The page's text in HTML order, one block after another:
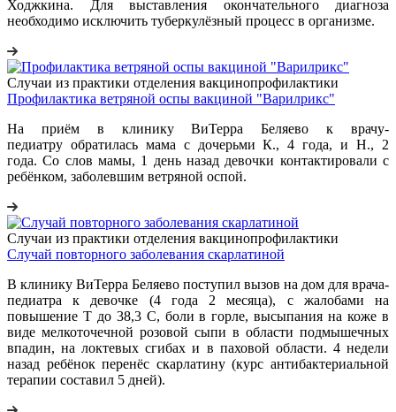
Ходжкина. Для выставления окончательного диагноза
необходимо исключить туберкулёзный процесс в организме.
Случаи из практики отделения вакцинопрофилактики
Профилактика ветряной оспы вакциной "Варилрикс"
На приём в клинику ВиТерра Беляево к врачу-
педиатру обратилась мама с дочерьми К., 4 года, и Н., 2
года. Со слов мамы, 1 день назад девочки контактировали с
ребёнком, заболевшим ветряной оспой.
Случаи из практики отделения вакцинопрофилактики
Случай повторного заболевания скарлатиной
В клинику ВиТерра Беляево поступил вызов на дом для врача-
педиатра к девочке (4 года 2 месяца), с жалобами на
повышение Т до 38,3 С, боли в горле, высыпания на коже в
виде мелкоточечной розовой сыпи в области подмышечных
впадин, на локтевых сгибах и в паховой области. 4 недели
назад ребёнок перенёс скарлатину (курс антибактериальной
терапии составил 5 дней).